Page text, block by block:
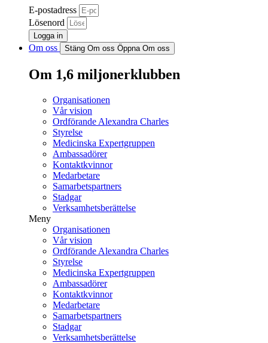
E-postadress
Lösenord
Logga in
Om oss Stäng Om oss Öppna Om oss
Om 1,6 miljonerklubben
Organisationen
Vår vision
Ordförande Alexandra Charles
Styrelse
Medicinska Expertgruppen
Ambassadörer
Kontaktkvinnor
Medarbetare
Samarbetspartners
Stadgar
Verksamhetsberättelse
Meny
Organisationen
Vår vision
Ordförande Alexandra Charles
Styrelse
Medicinska Expertgruppen
Ambassadörer
Kontaktkvinnor
Medarbetare
Samarbetspartners
Stadgar
Verksamhetsberättelse